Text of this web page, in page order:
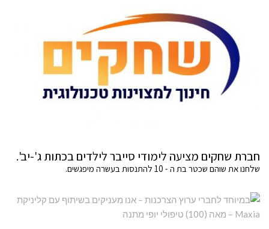
חברת שחקים מציעה לימודי סייבר לילדים בכתות ג'-יב'.
שלחנו את שוהם שכטר בת ה - 10 להתנסות בעשרה מיפגשים.